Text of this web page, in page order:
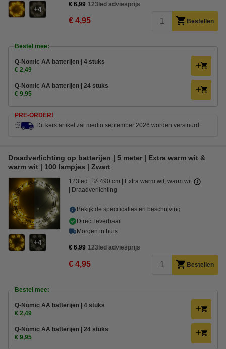
4
€ 6,99 123led adviesprijs
€ 4,95 Bestellen
Bestel mee:
Q-Nomic AA batterijen | 4 stuks
€ 2,49
Q-Nomic AA batterijen | 24 stuks
€ 9,95
PRE-ORDER!
Dit kerstartikel zal medio september 2026 worden verstuurd.
Draadverlichting op batterijen | 5 meter | Extra warm wit &
warm wit | 100 lampjes | Zwart
4
123led 💡 490 cm
Extra warm wit, warm wit
Draadverlichting
Bekijk de specificaties en beschrijving
Direct leverbaar
Morgen in huis
€ 6,99 123led adviesprijs
€ 4,95 Bestellen
Bestel mee:
Q-Nomic AA batterijen | 4 stuks
€ 2,49
Q-Nomic AA batterijen | 24 stuks
€ 9,95